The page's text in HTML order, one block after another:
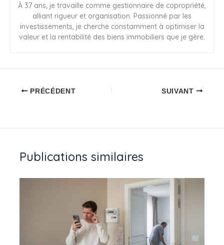
À 37 ans, je travaille comme gestionnaire de copropriété,
alliant rigueur et organisation. Passionné par les
investissements, je cherche constamment à optimiser la
valeur et la rentabilité des biens immobiliers que je gère.
PRÉCÉDENT SUIVANT
Publications similaires